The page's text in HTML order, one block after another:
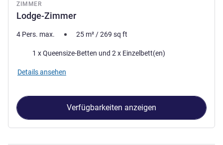
ZIMMER
Lodge-Zimmer
4 Pers. max. 25 m²/269 sq ft
Bettwäsche 1 x Queensize-Betten und 2 x Einzelbett(en)
Details ansehen
Verfügbarkeiten anzeigen